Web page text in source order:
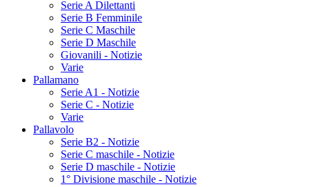
Serie A Dilettanti
Serie B Femminile
Serie C Maschile
Serie D Maschile
Giovanili - Notizie
Varie
Pallamano
Serie A1 - Notizie
Serie C - Notizie
Varie
Pallavolo
Serie B2 - Notizie
Serie C maschile - Notizie
Serie D maschile - Notizie
1° Divisione maschile - Notizie